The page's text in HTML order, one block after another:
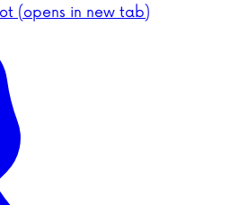
(opens in new tab)